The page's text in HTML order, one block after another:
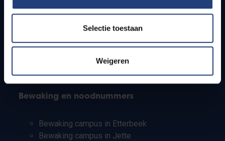
Selectie toestaan
Weigeren
Studenten
PhD-studenten
Leerkrachten en secundaire scholen
Bewaking en noodnummers
Bewaking campus in Etterbeek
Bewaking campus in Jette